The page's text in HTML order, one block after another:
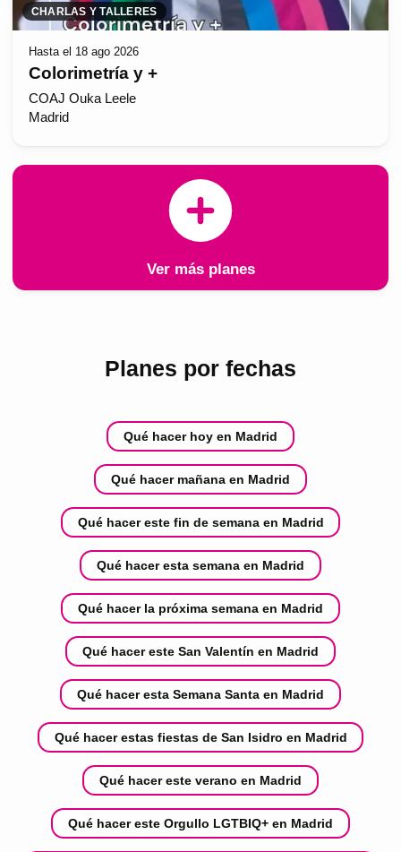
CHARLAS Y TALLERES
Hasta el 18 ago 2026
Colorimetría y +
COAJ Ouka Leele
Madrid
Ver más planes
Planes por fechas
Qué hacer hoy en Madrid
Qué hacer mañana en Madrid
Qué hacer este fin de semana en Madrid
Qué hacer esta semana en Madrid
Qué hacer la próxima semana en Madrid
Qué hacer este San Valentín en Madrid
Qué hacer esta Semana Santa en Madrid
Qué hacer estas fiestas de San Isidro en Madrid
Qué hacer este verano en Madrid
Qué hacer este Orgullo LGTBIQ+ en Madrid